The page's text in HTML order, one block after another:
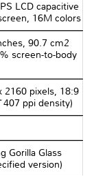
LCD capacitive
16M colors
90.7 cm2
screen-to-body
2160 pixels, 18:9
ppi density)
Gorilla Glass
version)